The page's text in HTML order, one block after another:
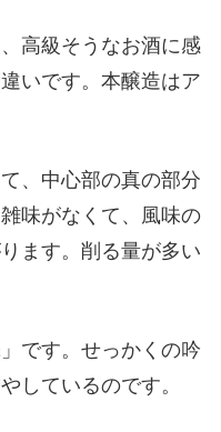
高級そうなお酒に感
いです。本醸造はア
、中心部の真の部分
味がなくて、風味の
ます。削る量が多い
です。せっかくの吟
しているのです。